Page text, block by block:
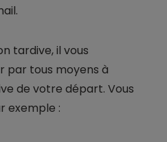
tardive, il vous
par tous moyens à
de votre départ. Vous
exemple :